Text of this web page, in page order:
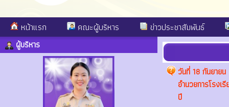
หน้าแรก คณะผู้บริหาร ข่าวประชาสัมพันธ์
ผู้บริหาร
วันที่ 18 กันยาย
อำนวยการโรง
ปี